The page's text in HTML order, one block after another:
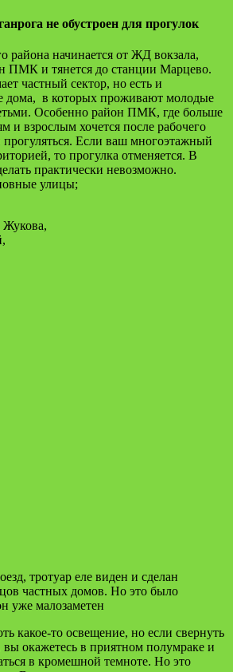
не обустроен для прогулок
района начинается от ЖД вокзала,
ПМК и тянется до станции Марцево.
частный сектор, но есть и
дома, в которых проживают молодые
Особенно район ПМК, где больше
и взрослым хочется после рабочего
Если ваш многоэтажный
то прогулка отменяется. В
практически невозможно.
улицы;
тротуар еле виден и сделан
частных домов. Но это было
уже малозаметен
какое-то освещение, но если свернуть
вы окажетесь в приятном полумраке и
в кромешной темноте. Но это